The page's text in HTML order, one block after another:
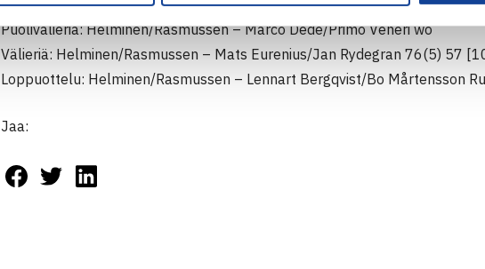
62 61
Puolivälieriä: Helminen/Rasmussen – Marco Dede/Primo Veneri wo
Välieriä: Helminen/Rasmussen – Mats Eurenius/Jan Rydegran 76(5) 57
Loppuottelu: Helminen/Rasmussen – Lennart Bergqvist/Bo Mårtensson
Jaa: